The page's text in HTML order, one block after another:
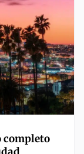
completo